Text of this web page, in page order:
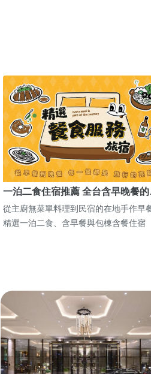
一泊二食住宿推薦 全台含早晚餐
從主廚無菜單料理到民宿的在地手作早
精選一泊二食、含早餐與包棟含餐住宿